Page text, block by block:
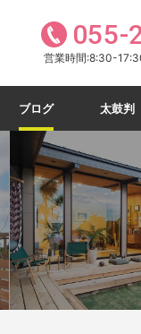
055-
営業時間:8:30-
ブログ 太鼓判